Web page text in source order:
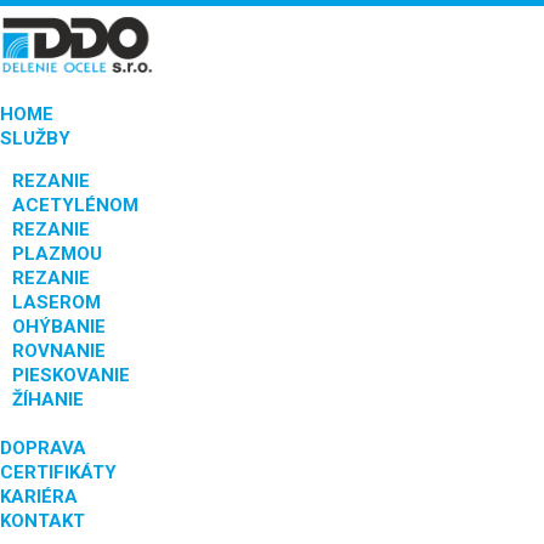
HOME
SLUŽBY
REZANIE
ACETYLÉNOM
REZANIE
PLAZMOU
REZANIE
LASEROM
OHÝBANIE
ROVNANIE
PIESKOVANIE
ŽÍHANIE
DOPRAVA
CERTIFIKÁTY
KARIÉRA
KONTAKT